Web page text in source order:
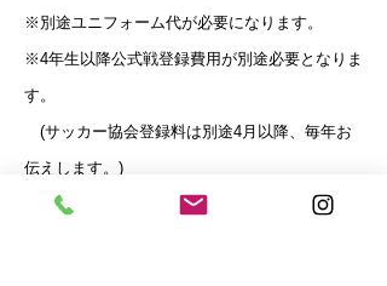
※別途ユニフォーム代が必要になります。
※4年生以降公式戦登録費用が別途必要となりま
す。
(サッカー協会登録料は別途4月以降、毎年お
伝えします。)
遠征費は人数、場所により異なります。